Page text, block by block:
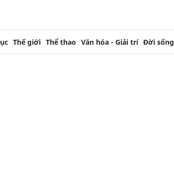
Thế giới Thể thao Văn hóa - Giải trí Đời sống